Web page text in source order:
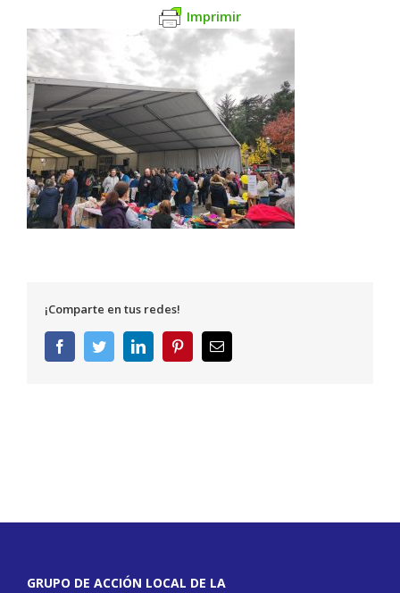
Imprimir
¡Comparte en tus redes!
FacebookTwitterLinkedInPinterestCorreo
electrónico
GRUPO DE ACCIÓN LOCAL DE LA